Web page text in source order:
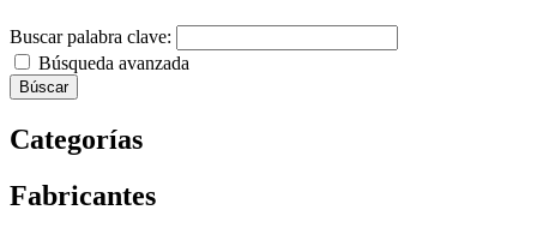
Buscar palabra clave:
Búsqueda avanzada
Búscar
Categorías
Fabricantes